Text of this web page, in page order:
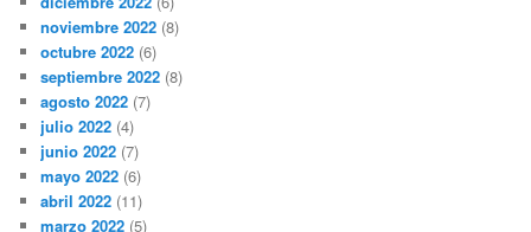
noviembre 2022 (8)
octubre 2022 (6)
septiembre 2022 (8)
agosto 2022 (7)
julio 2022 (4)
junio 2022 (7)
mayo 2022 (6)
abril 2022 (11)
marzo 2022 (5)